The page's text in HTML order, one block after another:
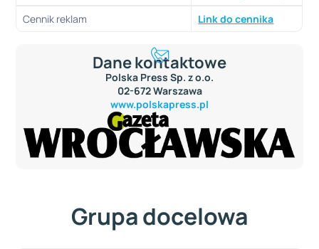
Cennik reklam
Link do cennika
Dane kontaktowe
Polska Press Sp. z o.o.
02-672 Warszawa
www.polskapress.pl
Grupa docelowa